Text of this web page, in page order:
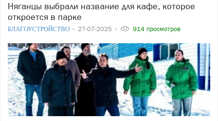
Няганцы выбрали название для кафе, которое
откроется в парке
БЛАГОУСТРОЙСТВО 27-07-2025 914 просмотров